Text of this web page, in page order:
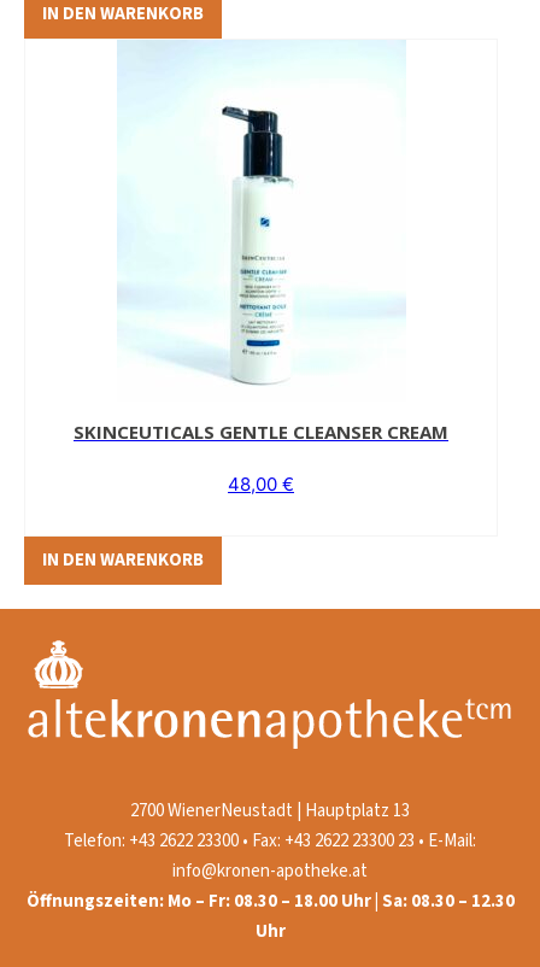
IN DEN WARENKORB
SKINCEUTICALS GENTLE CLEANSER CREAM
48,00 €
IN DEN WARENKORB
2700 WienerNeustadt | Hauptplatz 13
Telefon: +43 2622 23300 • Fax: +43 2622 23300 23 • E-Mail:
info@kronen-apotheke.at
Öffnungszeiten: Mo – Fr: 08.30 – 18.00 Uhr | Sa: 08.30 – 12.30
Uhr